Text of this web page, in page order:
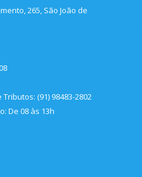
265, São João de
(91) 98483-2802
De 08 às 13h